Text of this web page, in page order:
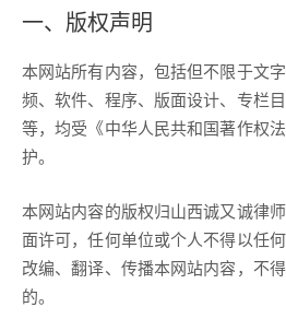
一、版权声明
本网站所有内容，包括但不限于文
频、软件、程序、版面设计、专栏
等，均受《中华人民共和国著作权
护。
本网站内容的版权归山西诚又诚律
面许可，任何单位或个人不得以任
改编、翻译、传播本网站内容，不
的。